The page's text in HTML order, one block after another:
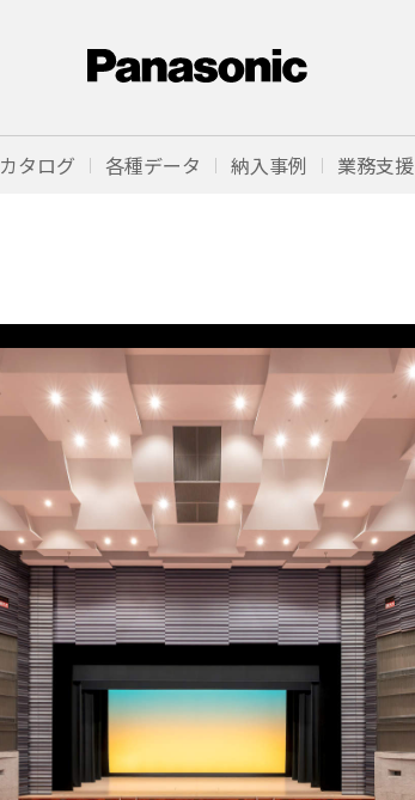
カタログ 各種データ 納入事例 業務支援